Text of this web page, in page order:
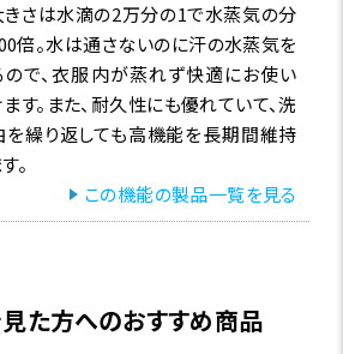
きさは水滴の2万分の1で水蒸気の分
倍。水は通さないのに汗の水蒸気を
で、衣服内が蒸れず快適にお使い
す。また、耐久性にも優れていて、洗
を繰り返しても高機能を長期間維持
。
この機能の製品一覧を見る
た方へのおすすめ商品